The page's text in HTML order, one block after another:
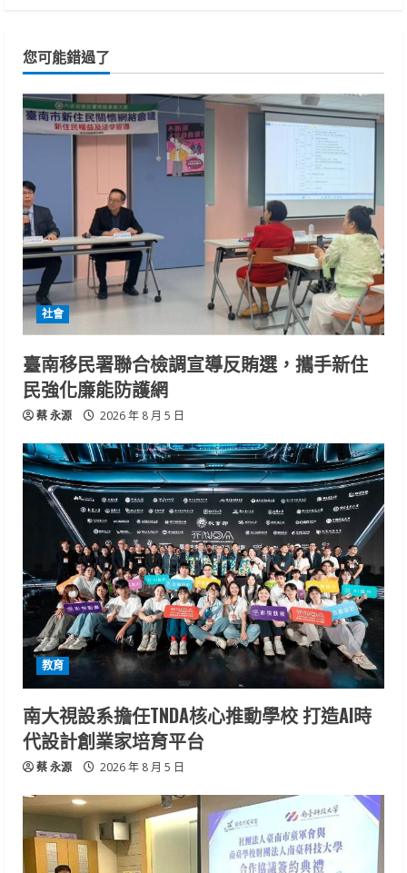
您可能錯過了
社會
臺南移民署聯合檢調宣導反賄選，攜手新住
民強化廉能防護網
蔡 永源 2026 年 8 月 5 日
教育
南大視設系擔任TNDA核心推動學校 打造AI時
代設計創業家培育平台
蔡 永源 2026 年 8 月 5 日